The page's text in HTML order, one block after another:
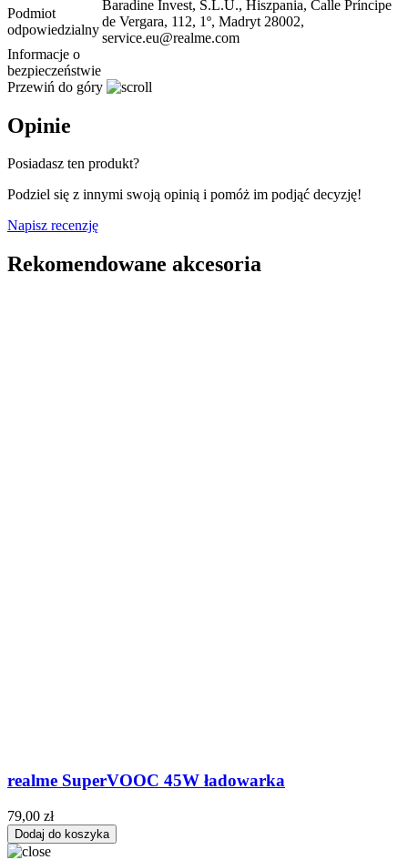
Podmiot
odpowiedzialny
Baradine Invest, S.L.U., Hiszpania, Calle Príncipe
de Vergara, 112, 1º, Madryt 28002,
service.eu@realme.com
Informacje o
bezpieczeństwie
Przewiń do góry
Opinie
Posiadasz ten produkt?
Podziel się z innymi swoją opinią i pomóż im podjąć decyzję!
Napisz recenzję
Rekomendowane akcesoria
realme SuperVOOC 45W ładowarka
79,00 zł
Dodaj do koszyka